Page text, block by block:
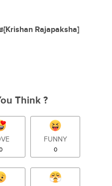
Rajapaksha]
Think ?
FUNNY
0